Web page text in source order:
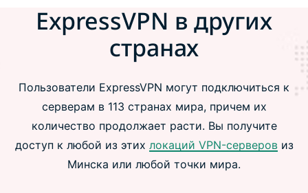
ExpressVPN в других
странах
Пользователи ExpressVPN могут подключиться к
серверам в 113 странах мира, причем их
количество продолжает расти. Вы получите
доступ к любой из этих локаций VPN-серверовиз
Минска или любой точки мира.